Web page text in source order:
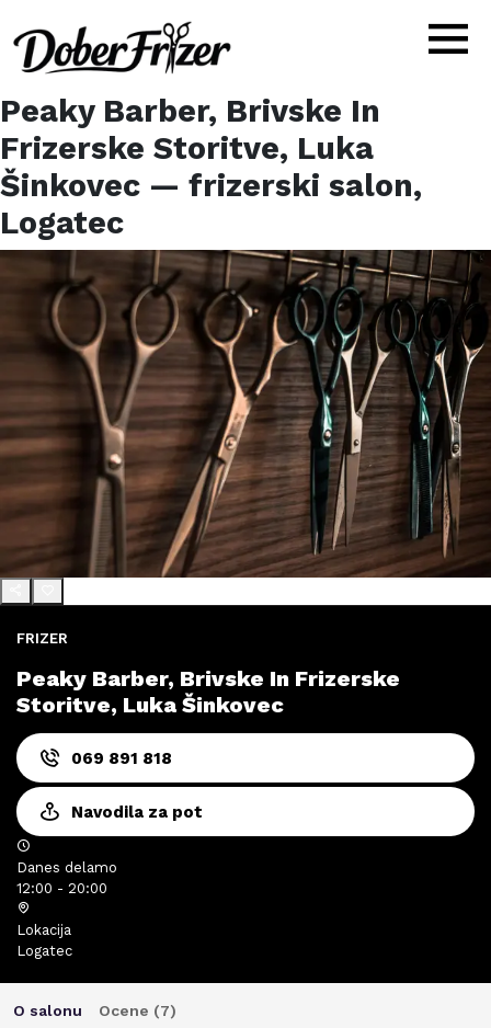
Peaky Barber, Brivske In
Frizerske Storitve, Luka
Šinkovec — frizerski salon,
Logatec
FRIZER
Peaky Barber, Brivske In Frizerske
Storitve, Luka Šinkovec
069 891 818
Navodila za pot
Danes delamo
12:00 - 20:00
Lokacija
Logatec
O salonu Ocene (7)